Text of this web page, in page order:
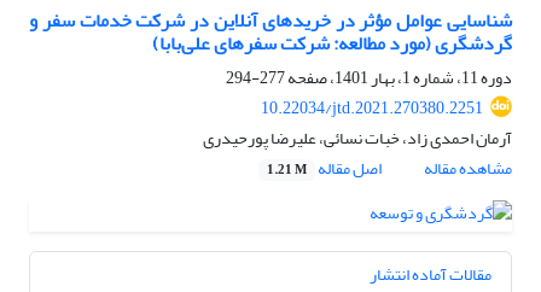
شناسایی عوامل مؤثر در خریدهای آنلاین در شرکت خدمات سفر و
گردشگری (مورد مطالعه: شرکت سفرهای علی‌بابا)
دوره 11، شماره 1، بهار 1401، صفحه
277-294
10.22034/jtd.2021.270380.2251
آرمان احمدی زاد، خبات نسائی، علیرضا پورحیدری
مشاهده مقاله
اصل مقاله 1.21 M
مقالات آماده انتشار